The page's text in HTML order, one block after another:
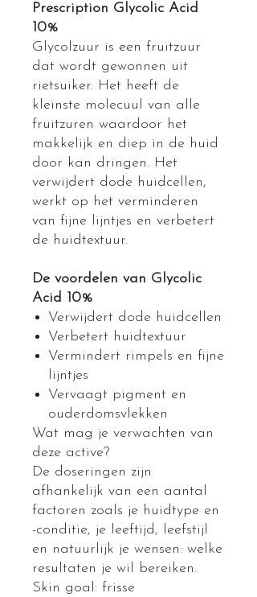
Prescription Glycolic Acid
10%
Glycolzuur is een fruitzuur
dat wordt gewonnen uit
rietsuiker. Het heeft de
kleinste molecuul van alle
fruitzuren waardoor het
makkelijk en diep in de huid
door kan dringen. Het
verwijdert dode huidcellen,
werkt op het verminderen
van fijne lijntjes en verbetert
de huidtextuur.
De voordelen van Glycolic
Acid 10%
Verwijdert dode huidcellen
Verbetert huidtextuur
Vermindert rimpels en fijne
lijntjes
Vervaagt pigment en
ouderdomsvlekken
Wat mag je verwachten van
deze active?
De doseringen zijn
afhankelijk van een aantal
factoren zoals je huidtype en
-conditie, je leeftijd, leefstijl
en natuurlijk je wensen: welke
resultaten je wil bereiken.
Skin goal: frisse